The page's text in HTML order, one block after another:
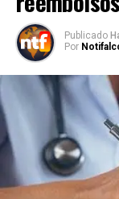
Publicado
Por